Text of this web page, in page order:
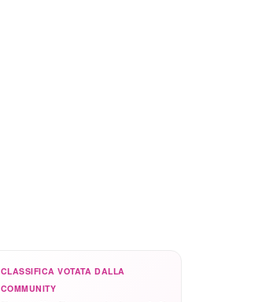
CLASSIFICA VOTATA DALLA
COMMUNITY